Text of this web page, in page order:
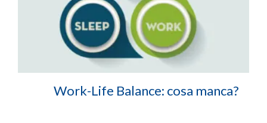
Work-Life Balance: cosa manca?